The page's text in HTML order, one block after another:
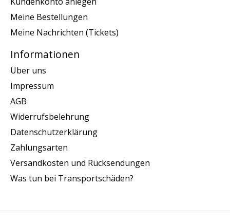
Meine Bestellungen
Meine Nachrichten (Tickets)
Informationen
Über uns
Impressum
AGB
Widerrufsbelehrung
Datenschutzerklärung
Zahlungsarten
Versandkosten und Rücksendungen
Was tun bei Transportschäden?